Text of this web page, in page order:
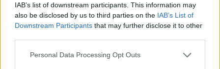
IAB’s list of downstream participants. This information may
also be disclosed by us to third parties on the IAB’s List of
Downstream Participants that may further disclose it to other
Personal Data Processing Opt Outs